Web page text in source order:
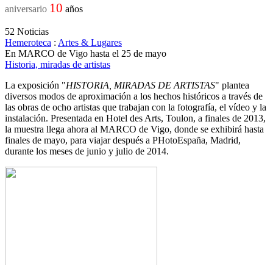
aniversario 10 años
52 Noticias
Hemeroteca : Artes & Lugares
En MARCO de Vigo hasta el 25 de mayo
Historia, miradas de artistas
La exposición "HISTORIA, MIRADAS DE ARTISTAS" plantea
diversos modos de aproximación a los hechos históricos a través de
las obras de ocho artistas que trabajan con la fotografía, el vídeo y la
instalación. Presentada en Hotel des Arts, Toulon, a finales de 2013,
la muestra llega ahora al MARCO de Vigo, donde se exhibirá hasta
finales de mayo, para viajar después a PHotoEspaña, Madrid,
durante los meses de junio y julio de 2014.